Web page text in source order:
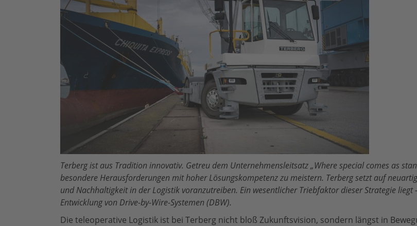
Terberg ist aus Tradition innovativ. Getreu dem Unternehmensleitsatz „Where special comes as
besondere Herausforderungen mit hoher Lösungskompetenz zu meistern. Terberg setzt auf
und Nachhaltigkeit in der Logistik voranzutreiben. Ein wesentlicher Triebfaktor dieser Strategie
Entwicklung von Drive-by-Wire-Systemen (DBW).
Die teleoperative Logistik ist bei Terberg nicht bloß Zukunftsvision, sondern längst in